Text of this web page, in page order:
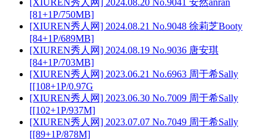
[81+1P/750MB]
[XIUREN秀人网] 2024.08.21 No.9048 徐莉芝Booty
[84+1P/689MB]
[XIUREN秀人网] 2024.08.19 No.9036 唐安琪
[84+1P/703MB]
[XIUREN秀人网] 2023.06.21 No.6963 周于希Sally
[[108+1P/0.97G
[XIUREN秀人网] 2023.06.30 No.7009 周于希Sally
[[102+1P/937M]
[XIUREN秀人网] 2023.07.07 No.7049 周于希Sally
[[89+1P/878M]